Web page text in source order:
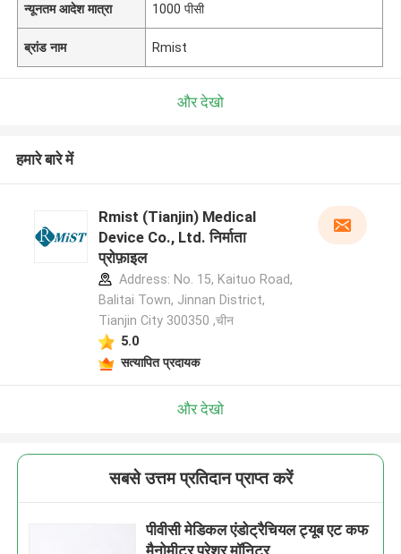
न्यूनतम आदेश मात्रा 1000 पीसी
ब्रांड नाम Rmist
और देखो
हमारे बारे में
Rmist (Tianjin) Medical
Device Co., Ltd. निर्माता
प्रोफ़ाइल
Address: No. 15, Kaituo Road,
Balitai Town, Jinnan District,
Tianjin City 300350 ,चीन
5.0
सत्यापित प्रदायक
और देखो
सबसे उत्तम प्रतिदान प्राप्त करें
पीवीसी मेडिकल एंडोट्रैचियल ट्यूब एट कफ